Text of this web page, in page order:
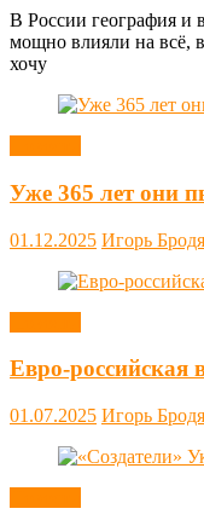
В России география и
мощно влияли на всё,
хочу
Уже 365 лет они
01.12.2025 Игорь
Евро-российская
01.07.2025 Игорь